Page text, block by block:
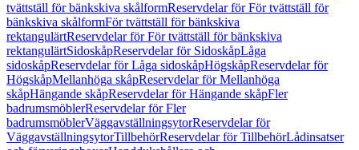
tvättställ för bänkskiva skålformReservdelar för För tvättställ för
bänkskiva skålformFör tvättställ för bänkskiva
rektangulärtReservdelar för För tvättställ för bänkskiva
rektangulärtSidoskåpReservdelar för SidoskåpLåga
sidoskåpReservdelar för Låga sidoskåpHögskåpReservdelar för
HögskåpMellanhöga skåpReservdelar för Mellanhöga
skåpHängande skåpReservdelar för Hängande skåpFler
badrumsmöblerReservdelar för Fler
badrumsmöblerVäggavställningsytorReservdelar för
VäggavställningsytorTillbehörReservdelar för TillbehörLådinsatser